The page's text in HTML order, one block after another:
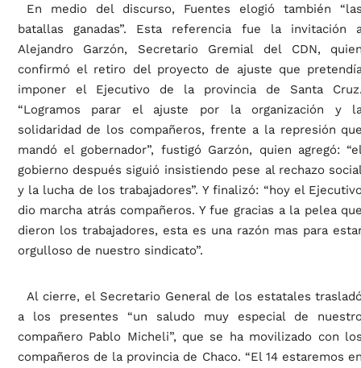
En medio del discurso, Fuentes elogió también
batallas ganadas”. Esta referencia fue la invitación
Alejandro Garzón, Secretario Gremial del CDN,
confirmó el retiro del proyecto de ajuste que
imponer el Ejecutivo de la provincia de Santa
“Logramos parar el ajuste por la organización y
solidaridad de los compañeros, frente a la represión
mandó el gobernador”, fustigó Garzón, quien agregó:
gobierno después siguió insistiendo pese al rechazo
y la lucha de los trabajadores”. Y finalizó: “hoy el
dio marcha atrás compañeros. Y fue gracias a la pelea
dieron los trabajadores, esta es una razón mas para
orgulloso de nuestro sindicato”.
Al cierre, el Secretario General de los estatales
a los presentes “un saludo muy especial de
compañero Pablo Micheli”, que se ha movilizado con
compañeros de la provincia de Chaco. “El 14 estaremos